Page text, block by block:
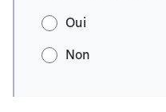
Oui
Non